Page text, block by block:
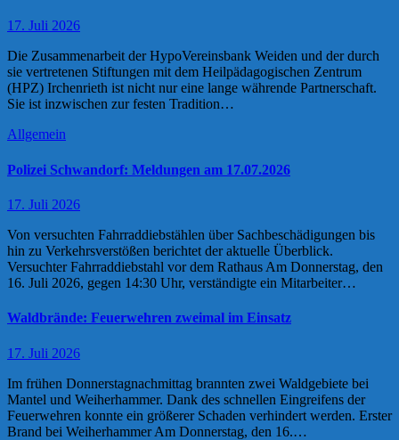
17. Juli 2026
Die Zusammenarbeit der HypoVereinsbank Weiden und der durch
sie vertretenen Stiftungen mit dem Heilpädagogischen Zentrum
(HPZ) Irchenrieth ist nicht nur eine lange währende Partnerschaft.
Sie ist inzwischen zur festen Tradition…
Allgemein
Polizei Schwandorf: Meldungen am 17.07.2026
17. Juli 2026
Von versuchten Fahrraddiebstählen über Sachbeschädigungen bis
hin zu Verkehrsverstößen berichtet der aktuelle Überblick.
Versuchter Fahrraddiebstahl vor dem Rathaus Am Donnerstag, den
16. Juli 2026, gegen 14:30 Uhr, verständigte ein Mitarbeiter…
Waldbrände: Feuerwehren zweimal im Einsatz
17. Juli 2026
Im frühen Donnerstagnachmittag brannten zwei Waldgebiete bei
Mantel und Weiherhammer. Dank des schnellen Eingreifens der
Feuerwehren konnte ein größerer Schaden verhindert werden. Erster
Brand bei Weiherhammer Am Donnerstag, den 16.…